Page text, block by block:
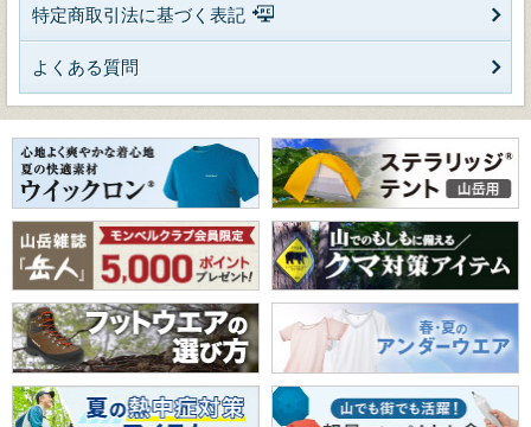
特定商取引法に基づく表記
よくある質問